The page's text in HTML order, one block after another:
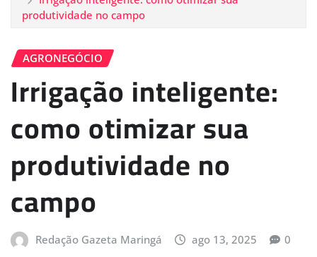
produtividade no campo
AGRONEGÓCIO
Irrigação inteligente:
como otimizar sua
produtividade no
campo
Redação Gazeta Maringá ago 13, 2025 0